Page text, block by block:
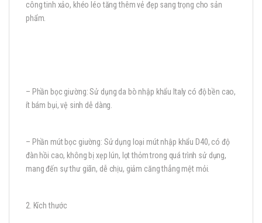
công tinh xảo, khéo léo tăng thêm vẻ đẹp sang trọng cho sản
phẩm.
– Phần bọc giường: Sử dụng da bò nhập khẩu Italy có độ bền cao,
ít bám bụi, vệ sinh dễ dàng.
– Phần mút bọc giường: Sử dụng loại mút nhập khẩu D40, có độ
đàn hồi cao, không bị xẹp lún, lọt thỏm trong quá trình sử dụng,
mang đến sự thư giãn, dễ chịu, giảm căng thẳng mệt mỏi.
2. Kích thước